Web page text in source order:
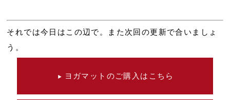
それでは今日はこの辺で。また次回の更新で合いましょ
う。
ヨガマットのご購入はこちら